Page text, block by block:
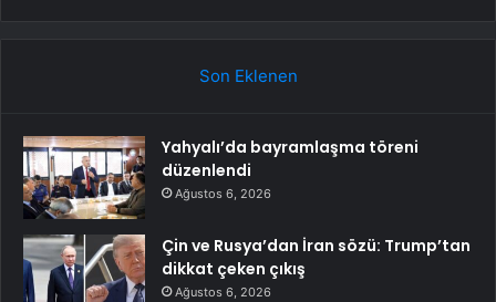
Son Eklenen
Yahyalı’da bayramlaşma töreni
düzenlendi
Ağustos 6, 2026
Çin ve Rusya’dan İran sözü: Trump’tan
dikkat çeken çıkış
Ağustos 6, 2026